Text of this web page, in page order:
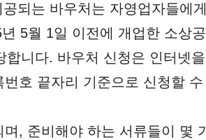
되는 바우처는 자영업자들에
5월 1일 이전에 개업한 소상
니다. 바우처 신청은 인터넷
호 끝자리 기준으로 신청할
, 준비해야 하는 서류들이 몇